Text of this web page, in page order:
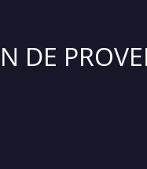
DE